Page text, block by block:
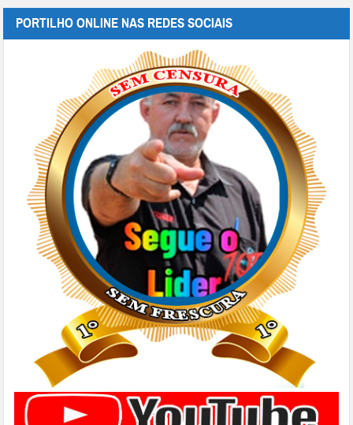
PORTILHO ONLINE NAS REDES SOCIAIS